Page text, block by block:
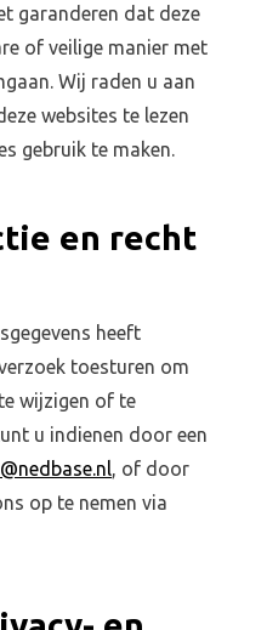
garanderen dat deze
of veilige manier met
Wij raden u aan
websites te lezen
gebruik te maken.
en recht
heeft
toesturen om
wijzigen of te
u indienen door een
, of door
op te nemen via